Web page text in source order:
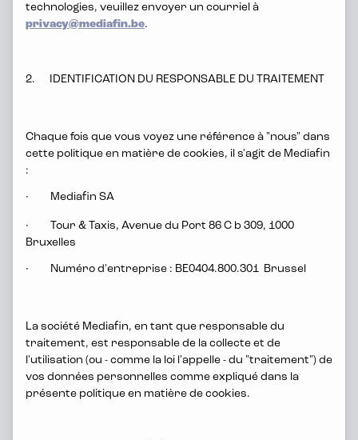
Il semble que vous
cookies. Cliquez ici
contenu
technologies, veuillez envoyer un courriel à
privacy@mediafin.be.
2. IDENTIFICATION DU RESPONSABLE DU TRAITEMENT
Chaque fois que vous voyez une référence à "nous" dans
cette politique en matière de cookies, il s'agit de Mediafin
:
· Mediafin SA
· Tour & Taxis, Avenue du Port 86 C b 309, 1000
Bruxelles
· Numéro d'entreprise : BE0404.800.301 Brussel
La société Mediafin, en tant que responsable du
traitement, est responsable de la collecte et de
l'utilisation (ou - comme la loi l'appelle - du "traitement") de
vos données personnelles comme expliqué dans la
présente politique en matière de cookies.